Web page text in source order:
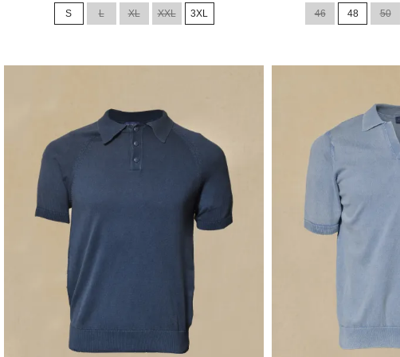
S L XL XXL 3XL 46 48 50